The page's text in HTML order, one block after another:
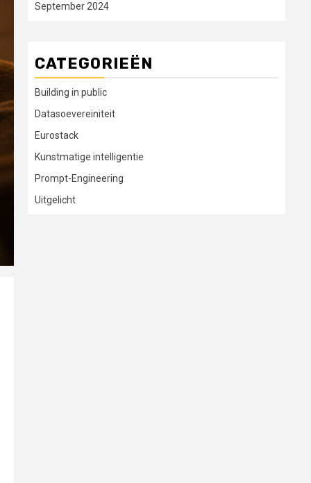
September 2024
CATEGORIEËN
Building in public
Datasoevereiniteit
Eurostack
Kunstmatige intelligentie
Prompt-Engineering
Uitgelicht